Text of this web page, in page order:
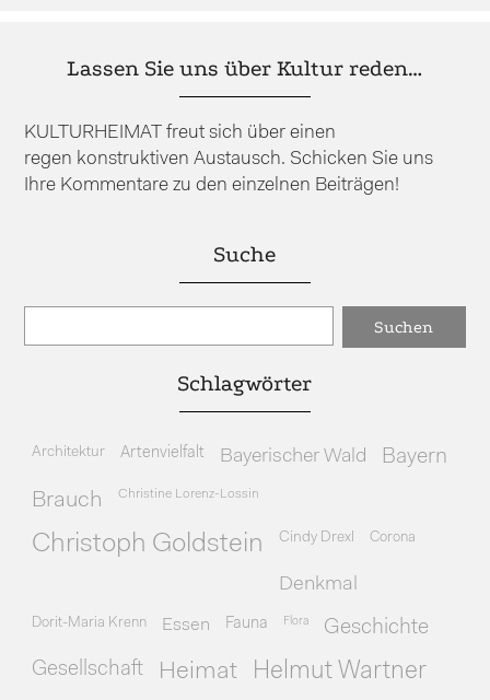
Lassen Sie uns über Kultur reden…
KULTURHEIMAT freut sich über einen
regen konstruktiven Austausch. Schicken Sie uns
Ihre Kommentare zu den einzelnen Beiträgen!
Suche
Schlagwörter
Architektur Artenvielfalt Bayerischer Wald Bayern
Brauch Christine Lorenz-Lossin
Christoph Goldstein Cindy Drexl Corona
Denkmal
Dorit-Maria Krenn Essen Fauna Flora Geschichte
Gesellschaft Heimat Helmut Wartner